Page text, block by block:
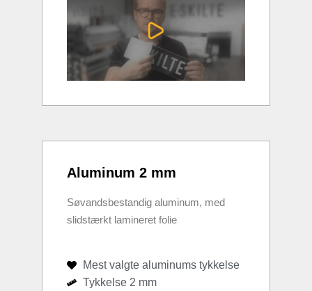
Aluminum 2 mm
Søvandsbestandig aluminum, med
slidstærkt lamineret folie
Mest valgte aluminums tykkelse
Tykkelse 2 mm